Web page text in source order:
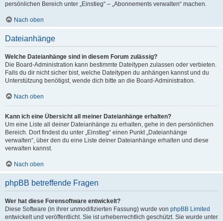
persönlichen Bereich unter „Einstieg“ – „Abonnements verwalten“ machen.
Nach oben
Dateianhänge
Welche Dateianhänge sind in diesem Forum zulässig?
Die Board-Administration kann bestimmte Dateitypen zulassen oder verbieten.
Falls du dir nicht sicher bist, welche Dateitypen du anhängen kannst und du
Unterstützung benötigst, wende dich bitte an die Board-Administration.
Nach oben
Kann ich eine Übersicht all meiner Dateianhänge erhalten?
Um eine Liste all deiner Dateianhänge zu erhalten, gehe in den persönlichen
Bereich. Dort findest du unter „Einstieg“ einen Punkt „Dateianhänge
verwalten“, über den du eine Liste deiner Dateianhänge erhalten und diese
verwalten kannst.
Nach oben
phpBB betreffende Fragen
Wer hat diese Forensoftware entwickelt?
Diese Software (in ihrer unmodifizierten Fassung) wurde von phpBB Limited
entwickelt und veröffentlicht. Sie ist urheberrechtlich geschützt. Sie wurde unter